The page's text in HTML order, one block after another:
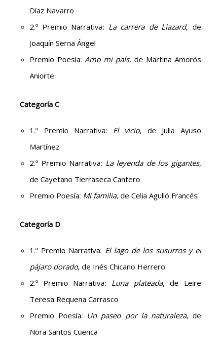
Díaz Navarro
2.º Premio Narrativa: La carrera de Liazard, de
Joaquín Serna Ángel
Premio Poesía: Amo mi país, de Martina Amorós
Aniorte
Categoría C
1.º Premio Narrativa: El vicio, de Julia Ayuso
Martínez
2.º Premio Narrativa: La leyenda de los gigantes,
de Cayetano Tierraseca Cantero
Premio Poesía: Mi familia, de Celia Agulló Francés
Categoría D
1.º Premio Narrativa: El lago de los susurros y el
pájaro dorado, de Inés Chicano Herrero
2.º Premio Narrativa: Luna plateada, de Leire
Teresa Requena Carrasco
Premio Poesía: Un paseo por la naturaleza, de
Nora Santos Cuenca